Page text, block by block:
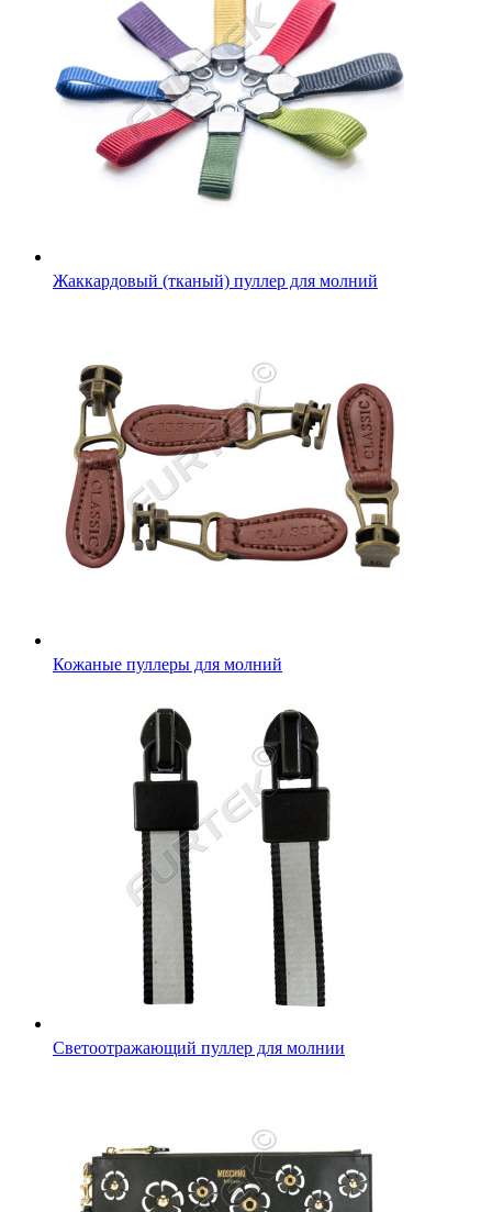
Жаккардовый (тканый) пуллер для молний
Кожаные пуллеры для молний
Светоотражающий пуллер для молнии